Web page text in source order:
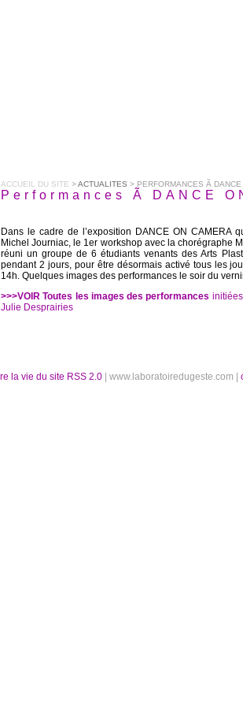
ACCUEIL DU SITE >ACTUALITES > PERFORMANCES Ã
Performances Ã DANCE
Dans le cadre de l’exposition DANCE ON CAMERA
Michel Journiac, le 1er workshop avec la chorégraphe
réuni un groupe de 6 étudiants venants des Arts
pendant 2 jours, pour être désormais activé tous les
14h. Quelques images des performances le soir du
>>>VOIR Toutes les images des performances
Julie Desprairies
RSS 2.0 | www.laboratoiredugeste.com |